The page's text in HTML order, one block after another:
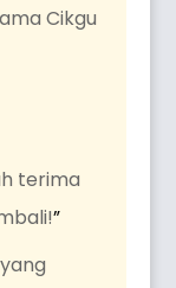
Cikgu
terima
”